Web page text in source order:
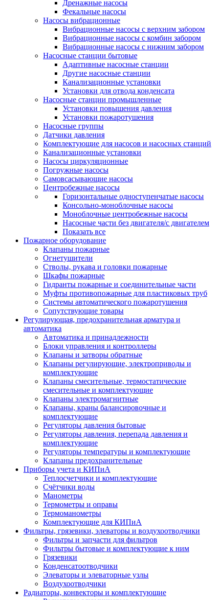
Дренажные насосы
Фекальные насосы
Насосы вибрационные
Вибрационные насосы с верхним забором
Вибрационные насосы с комбин забором
Вибрационные насосы с нижним забором
Насосные станции бытовые
Адаптивные насосные станции
Другие насосные станции
Канализационные установки
Установки для отвода конденсата
Насосные станции промышленные
Установки повышения давления
Установки пожаротушения
Насосные группы
Датчики давления
Комплектующие для насосов и насосных станций
Канализационные установки
Насосы циркуляционные
Погружные насосы
Самовсасывающие насосы
Центробежные насосы
Горизонтальные одноступенчатые насосы
Консольно-моноблочные насосы
Моноблочные центробежные насосы
Насосные части без двигателя/с двигателем
Показать все
Пожарное оборудование
Клапаны пожарные
Огнетушители
Стволы, рукава и головки пожарные
Шкафы пожарные
Гидранты пожарные и соединительные части
Муфты противопожарные для пластиковых труб
Системы автоматического пожаротушения
Сопутствующие товары
Регулирующая, предохранительная арматура и
автоматика
Автоматика и принадлежности
Блоки управления и контроллеры
Клапаны и затворы обратные
Клапаны регулирующие, электроприводы и
комплектующие
Клапаны смесительные, термостатические
смесительные и комплектующие
Клапаны электромагнитные
Клапаны, краны балансировочные и
комплектующие
Регуляторы давления бытовые
Регуляторы давления, перепада давления и
комплектующие
Регуляторы температуры и комплектующие
Клапаны предохранительные
Приборы учета и КИПиА
Теплосчетчики и комплектующие
Счётчики воды
Манометры
Термометры и оправы
Термоманометры
Комплектующие для КИПиА
Фильтры, грязевики, элеваторы и воздухоотводчики
Фильтры и запчасти для фильтров
Фильтры бытовые и комплектующие к ним
Грязевики
Конденсатоотводчики
Элеваторы и элеваторные узлы
Воздухоотводчики
Радиаторы, конвекторы и комплектующие